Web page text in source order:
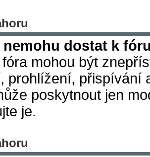
nemohu dostat k
mohou být
prohlížení, přispívání
poskytnout jen
je.